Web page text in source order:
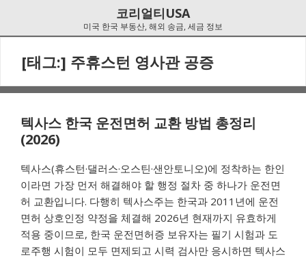
코리얼티USA
미국 한국 부동산, 해외 송금, 세금 정보
[태그:] 주휴스턴 영사관 공증
텍사스 한국 운전면허 교환 방법 총정리
(2026)
텍사스(휴스턴·댈러스·오스틴·샌안토니오)에 정착하는 한인
이라면 가장 먼저 해결해야 할 행정 절차 중 하나가 운전면
허 교환입니다. 다행히 텍사스주는 한국과 2011년에 운전
면허 상호인정 약정을 체결해 2026년 현재까지 유효하게
적용 중이므로, 한국 운전면허증 보유자는 필기 시험과 도
로주행 시험이 모두 면제되고 시력 검사만 응시하면 텍사스